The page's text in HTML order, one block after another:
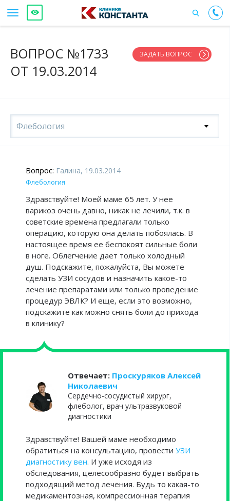
ВОПРОС №1733
ОТ 19.03.2014
ЗАДАТЬ ВОПРОС
Флебология
Вопрос: Галина, 19.03.2014
Флебология
Здравствуйте! Моей маме 65 лет. У нее
варикоз очень давно, никак не лечили, т.к. в
советские времена предлагали только
операцию, которую она делать побоялась. В
настоящее время ее беспокоят сильные боли
в ноге. Облегчение дает только холодный
душ. Подскажите, пожалуйста, Вы можете
сделать УЗИ сосудов и назначить какое-то
лечение препаратами или только проведение
процедур ЭВЛК? И еще, если это возможно,
подскажите как можно снять боли до прихода
в клинику?
Отвечает: Проскуряков Алексей
Николаевич
Сердечно-сосудистый хирург,
флеболог, врач ультразвуковой
диагностики
Здравствуйте! Вашей маме необходимо
обратиться на консультацию, провести УЗИ
диагностику вен. И уже исходя из
обследования, целесообразно будет выбрать
подходящий метод лечения. Будь то какая-то
медикаментозная, компрессионная терапия